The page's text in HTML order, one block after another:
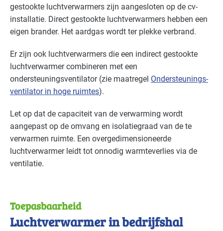
Industrie - verf en drukinkt Basis
Landbouw - land- en tuinbouw Basis
Landbouw - veeteelt Basis
Voedingsindustrie - brood en banket Basis
Voedingsindustrie - overig Basis
Voedingsindustrie - zoetwaren Basis
gestookte luchtverwarmers zijn aangesloten op de cv-
installatie. Direct gestookte luchtverwarmers hebben een
eigen brander. Het aardgas wordt ter plekke verbrand.
Er zijn ook luchtverwarmers die een indirect gestookte
luchtverwarmer combineren met een
ondersteuningsventilator (zie maatregel Ondersteunings­
ventila­tor in hoge ruimtes).
Let op dat de capaciteit van de verwarming wordt
aangepast op de omvang en isolatiegraad van de te
verwarmen ruimte. Een overgedimensioneerde
luchtverwarmer leidt tot onnodig warmteverlies via de
ventilatie.
Toepasbaarheid
Luchtverwarmer in bedrijfshal